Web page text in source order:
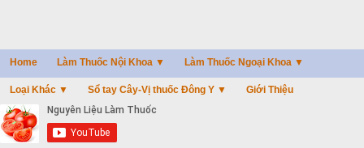
Home Làm Thuốc Nội Khoa ▼ Làm Thuốc Ngoại Khoa ▼
Loại Khác ▼ Sổ tay Cây-Vị thuốc Đông Y ▼ Giới Thiệu